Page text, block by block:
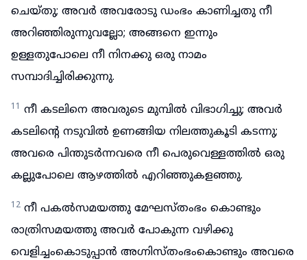
ചെയ്തു; അവർ അവരോടു ഡംഭം കാണിച്ചതു നീ
അറിഞ്ഞിരുന്നുവല്ലോ; അങ്ങനെ ഇന്നും
ഉള്ളതുപോലെ നീ നിനക്കു ഒരു നാമം
സമ്പാദിച്ചിരിക്കുന്നു.
11 നീ കടലിനെ അവരുടെ മുമ്പിൽ വിഭാഗിച്ചു; അവർ
കടലിന്റെ നടുവിൽ ഉണങ്ങിയ നിലത്തുകൂടി കടന്നു;
അവരെ പിന്തുടർന്നവരെ നീ പെരുവെള്ളത്തിൽ ഒരു
കല്ലുപോലെ ആഴത്തിൽ എറിഞ്ഞുകളഞ്ഞു.
12 നീ പകൽസമയത്തു മേഘസ്തംഭം കൊണ്ടും
രാത്രിസമയത്തു അവർ പോകുന്ന വഴിക്കു
വെളിച്ചംകൊടുപ്പാൻ അഗ്നിസ്തംഭംകൊണ്ടും അവരെ